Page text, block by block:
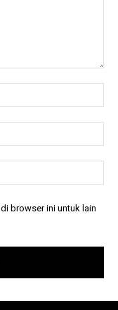
browser ini untuk lain